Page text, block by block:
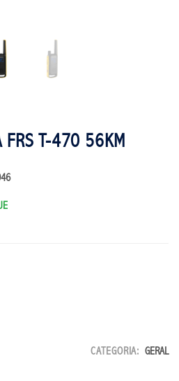
FRS T-470 56KM
CATEGORIA: GERAL